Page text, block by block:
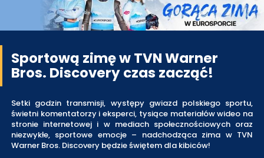
Sportową zimę w TVN Warner
Bros. Discovery czas zacząć!
Setki godzin transmisji, występy gwiazd polskiego sportu,
świetni komentatorzy i eksperci, tysiące materiałów wideo na
stronie internetowej i w mediach społecznościowych oraz
niezwykłe, sportowe emocje – nadchodząca zima w TVN
Warner Bros. Discovery będzie świętem dla kibiców!